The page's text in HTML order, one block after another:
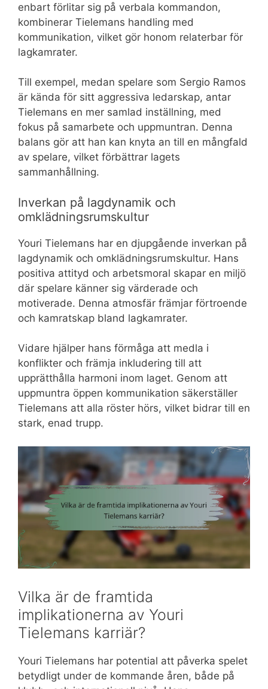
enbart förlitar sig på verbala kommandon,
kombinerar Tielemans handling med
kommunikation, vilket gör honom relaterbar för
lagkamrater.
Till exempel, medan spelare som Sergio Ramos
är kända för sitt aggressiva ledarskap, antar
Tielemans en mer samlad inställning, med
fokus på samarbete och uppmuntran. Denna
balans gör att han kan knyta an till en mångfald
av spelare, vilket förbättrar lagets
sammanhållning.
Inverkan på lagdynamik och
omklädningsrumskultur
Youri Tielemans har en djupgående inverkan på
lagdynamik och omklädningsrumskultur. Hans
positiva attityd och arbetsmoral skapar en miljö
där spelare känner sig värderade och
motiverade. Denna atmosfär främjar förtroende
och kamratskap bland lagkamrater.
Vidare hjälper hans förmåga att medla i
konflikter och främja inkludering till att
upprätthålla harmoni inom laget. Genom att
uppmuntra öppen kommunikation säkerställer
Tielemans att alla röster hörs, vilket bidrar till en
stark, enad trupp.
Vilka är de framtida
implikationerna av Youri
Tielemans karriär?
Youri Tielemans har potential att påverka spelet
betydligt under de kommande åren, både på